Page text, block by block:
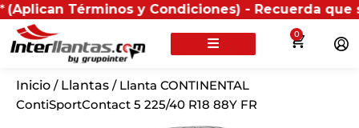
Términos y Condiciones) - Recuerda que si
0
Inicio / Llantas / Llanta CONTINENTAL
ContiSportContact 5 225/40 R18 88Y FR